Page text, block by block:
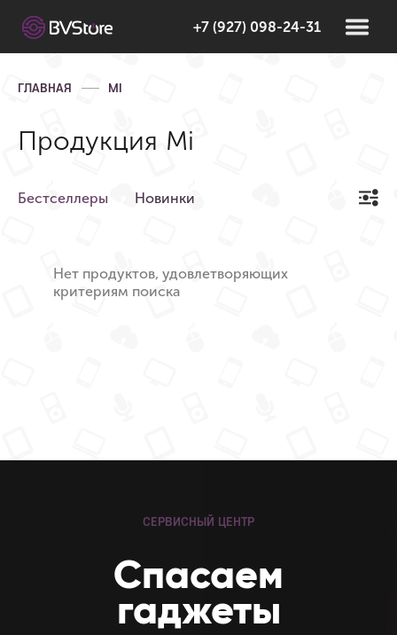
+7 (927) 098-24-31
ГЛАВНАЯ MI
Продукция Mi
Бестселлеры Новинки
Нет продуктов, удовлетворяющих
критериям поиска
СЕРВИСНЫЙ ЦЕНТР
Cпасаем
гаджеты